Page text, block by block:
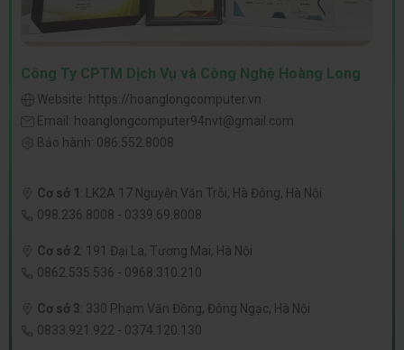
Công Ty CPTM Dịch Vụ và Công Nghệ Hoàng Long
Website: https://hoanglongcomputer.vn
Email: hoanglongcomputer94nvt@gmail.com
Bảo hành: 086.552.8008
Cơ sở 1 : LK2A 17 Nguyễn Văn Trỗi, Hà Đông, Hà Nội
098.236.8008 - 0339.69.8008
Cơ sở 2: 191 Đại La, Tương Mai, Hà Nội
0862.535.536 - 0968.310.210
Cơ sở 3: 330 Phạm Văn Đồng, Đông Ngạc, Hà Nội
0833.921.922 - 0374.120.130